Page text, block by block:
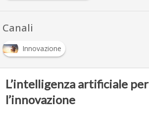
Canali
Innovazione
L’intelligenza artificiale per
l’innovazione